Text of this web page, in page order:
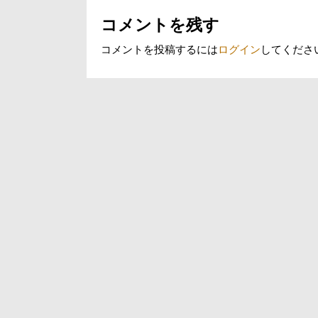
ン
コメントを残す
コメントを投稿するにはログイン してくださ